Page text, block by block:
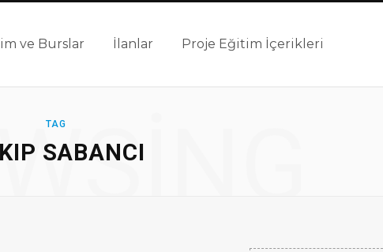
ve Burslar İlanlar Proje Eğitim İçerikleri
TAG
SABANCI